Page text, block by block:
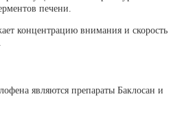
печени.
концентрацию внимания и скорость
являются препараты Баклосан и